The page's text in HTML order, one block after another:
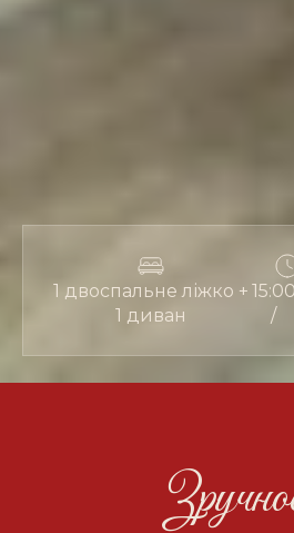
1 двоспальне ліжко +
1 диван
15:00
/